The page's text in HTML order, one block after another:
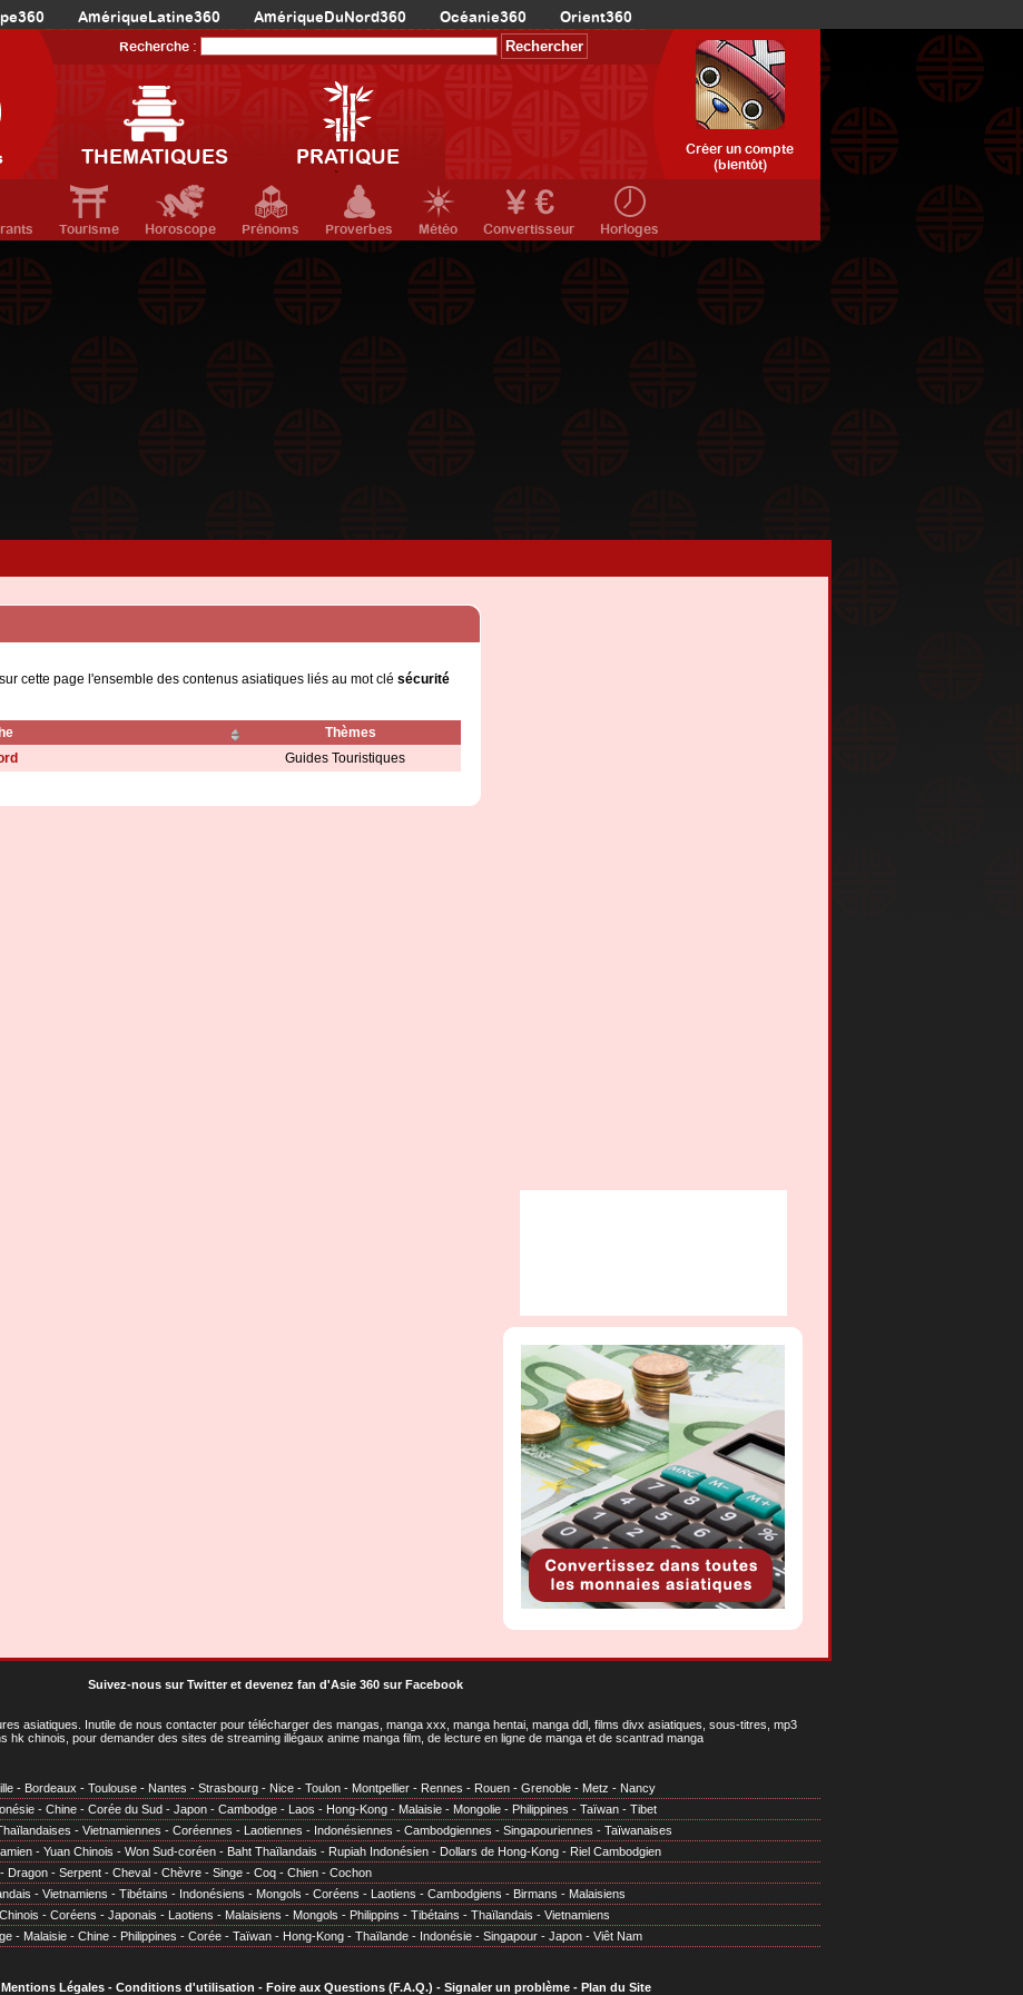
AmériqueLatine360 AmériqueDuNord360 Océanie360 Orient360
Recherche :
THEMATIQUES PRATIQUE
Créer un compte
(bientôt)
Tourisme Horoscope Prénoms Proverbes Météo Convertisseur Horloges
cette page l'ensemble des contenus asiatiques liés au mot clé sécurité
Thèmes
Guides Touristiques
Suivez-nous sur Twitteret devenez fan d'Asie 360 sur Facebook
asiatiques . Inutile de nous contacter pour télécharger des mangas, manga xxx, manga hentai, manga ddl, films divx asiatiques, sous-titres, mp3
hk chinois, pour demander des sites de streaming illégaux anime manga film, de lecture en ligne de manga et de scantrad manga
- Bordeaux - Toulouse - Nantes - Strasbourg - Nice - Toulon - Montpellier - Rennes - Rouen - Grenoble - Metz - Nancy
- Chine - Corée du Sud - Japon - Cambodge - Laos - Hong-Kong - Malaisie - Mongolie - Philippines - Taïwan - Tibet
- Vietnamiennes - Coréennes - Laotiennes - Indonésiennes - Cambodgiennes - Singapouriennes - Taïwanaises
- Yuan Chinois - Won Sud-coréen - Baht Thaïlandais - Rupiah Indonésien - Dollars de Hong-Kong - Riel Cambodgien
- Dragon - Serpent - Cheval - Chèvre - Singe - Coq - Chien - Cochon
- Vietnamiens - Tibétains - Indonésiens - Mongols - Coréens - Laotiens - Cambodgiens - Birmans - Malaisiens
Chinois - Coréens - Japonais - Laotiens - Malaisiens - Mongols - Philippins - Tibétains - Thaïlandais - Vietnamiens
- Malaisie - Chine - Philippines - Corée - Taïwan - Hong-Kong - Thaïlande - Indonésie - Singapour - Japon - Viêt Nam
Mentions Légales- Conditions d'utilisation - Foire aux Questions (F.A.Q.) - Signaler un problème- Plan du Site